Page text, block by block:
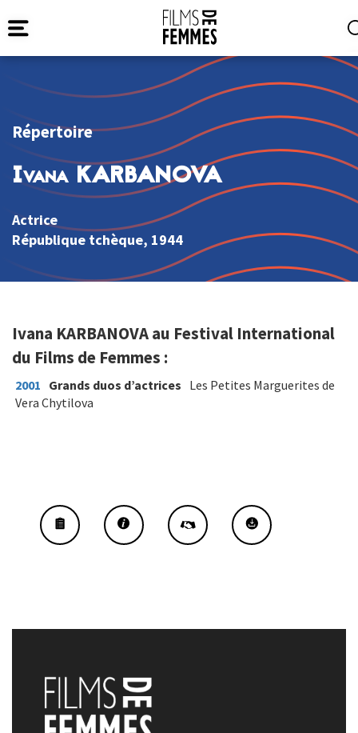
Répertoire
Ivana KARBANOVA
Actrice
République tchèque, 1944
Ivana KARBANOVA au Festival International
du Films de Femmes :
2001 Grands duos d’actrices Les Petites Marguerites de
Vera Chytilova